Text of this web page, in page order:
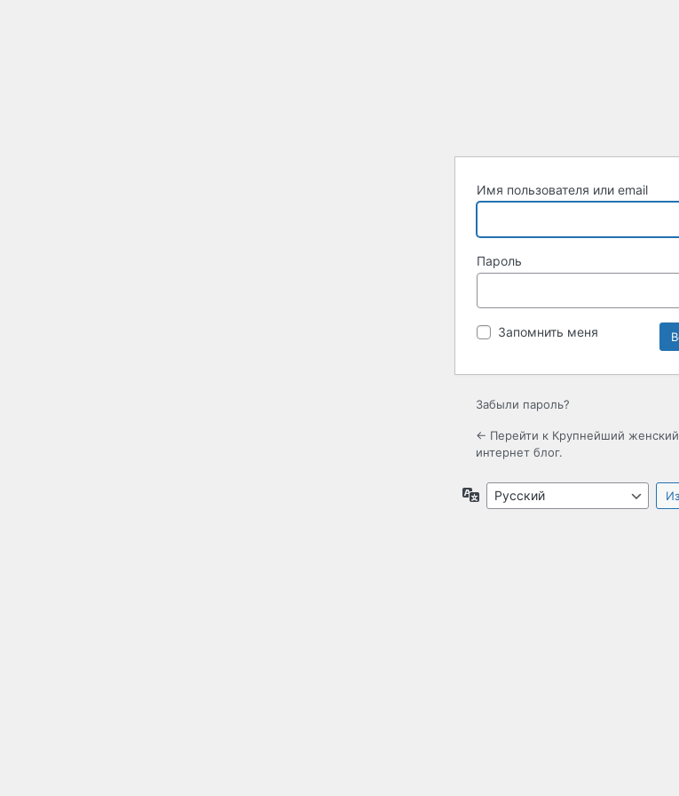
Имя пользователя или email
Пароль
Запомнить меня
Забыли пароль?
← Перейти к Крупнейший женский
интернет блог.
Язык